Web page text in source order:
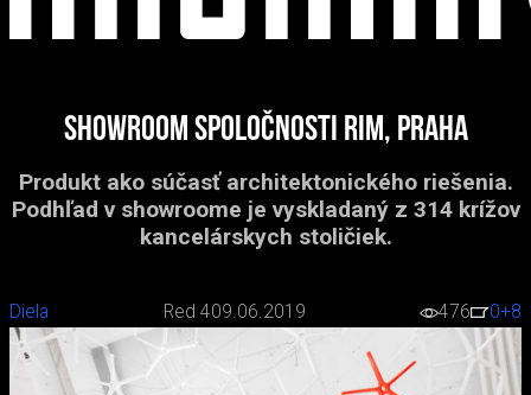
Showroom spoločnosti RIM, Praha
Produkt ako súčasť architektonického riešenia.
Podhľad v showroome je vyskladaný z 314 krížov
kancelárskych stoličiek.
Diela Red 409.06.2019 476 0+8